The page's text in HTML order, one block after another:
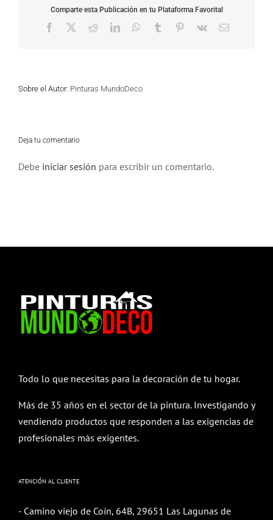
Comparte esta Publicación en tu Plataforma Favorita!
Facebook RedditLinkedInWhatsApp
Tumblr Pinterest
Vk
Correo
Sobre el Autor: Pinturas MundoDeco
Deja tu comentario
Debe iniciar sesión para escribir un comentario.
Todo lo que necesitas para la decoración de tu hogar.
Más de 35 años en el sector de la pintura. Investigando y
vendiendo productos que responden a las exigencias de
profesionales más exigentes.
ATENCIÓN AL CLIENTE
- Camino viejo de Coín, 64B, 29651 Las Lagunas de